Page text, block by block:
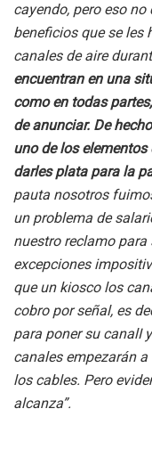
cayendo, pero eso
beneficios que se les
canales de aire
encuentran en una
como en todas
de anunciar. De
uno de los
darles plata para la
pauta nosotros
un problema de
nuestro reclamo
excepciones
que un kiosco los
cobro por señal, es
para poner su canalI
canales empezarán
los cables. Pero
alcanza”.